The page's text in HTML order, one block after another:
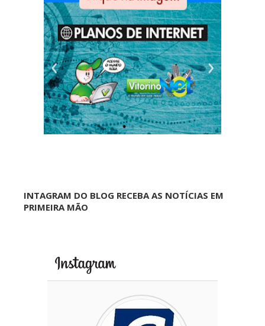
INTAGRAM DO BLOG RECEBA AS NOTÍCIAS EM
PRIMEIRA MÃO